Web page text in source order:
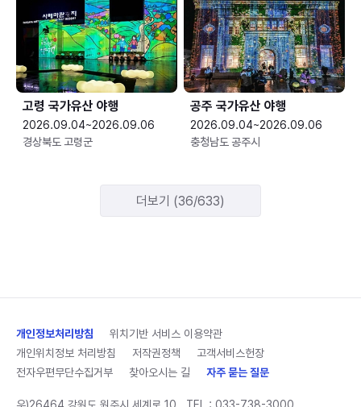
고령 국가유산 야행
2026.09.04~2026.09.06
경상북도 고령군
공주 국가유산 야행
2026.09.04~2026.09.06
충청남도 공주시
더보기 (36/633)
개인정보처리방침
위치기반 서비스 이용약관
개인위치정보 처리방침
저작권정책
고객서비스헌장
전자우편무단수집거부
찾아오시는 길 자주 묻는 질문